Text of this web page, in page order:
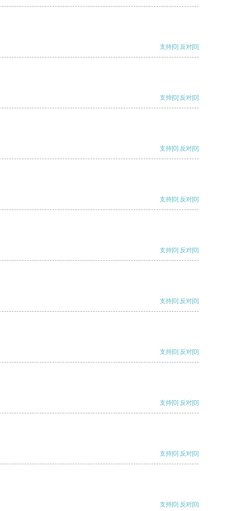
支持[0] 反对[0]
支持[0] 反对[0]
支持[0] 反对[0]
支持[0] 反对[0]
支持[0] 反对[0]
支持[0] 反对[0]
支持[0] 反对[0]
支持[0] 反对[0]
支持[0] 反对[0]
支持[0] 反对[0]